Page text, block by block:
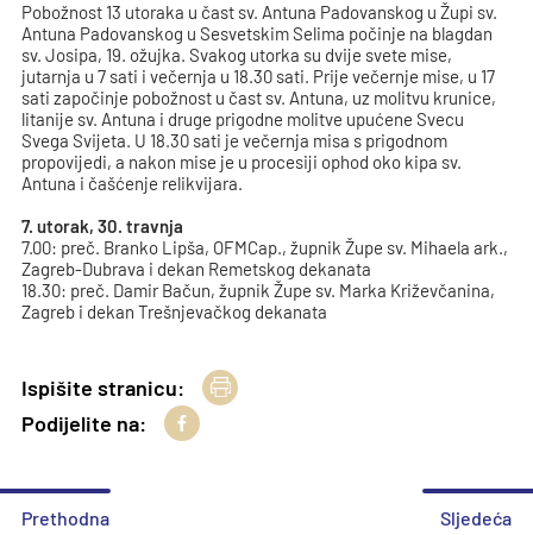
Pobožnost 13 utoraka u čast sv. Antuna Padovanskog u Župi sv.
Antuna Padovanskog u Sesvetskim Selima počinje na blagdan
sv. Josipa, 19. ožujka. Svakog utorka su dvije svete mise,
jutarnja u 7 sati i večernja u 18.30 sati. Prije večernje mise, u 17
sati započinje pobožnost u čast sv. Antuna, uz molitvu krunice,
litanije sv. Antuna i druge prigodne molitve upućene Svecu
Svega Svijeta. U 18.30 sati je večernja misa s prigodnom
propovijedi, a nakon mise je u procesiji ophod oko kipa sv.
Antuna i čašćenje relikvijara.
7. utorak, 30. travnja
7.00: preč. Branko Lipša, OFMCap., župnik Župe sv. Mihaela ark.,
Zagreb-Dubrava i dekan Remetskog dekanata
18.30: preč. Damir Bačun, župnik Župe sv. Marka Križevčanina,
Zagreb i dekan Trešnjevačkog dekanata
Ispišite stranicu:
Podijelite na:
Prethodna Sljedeća